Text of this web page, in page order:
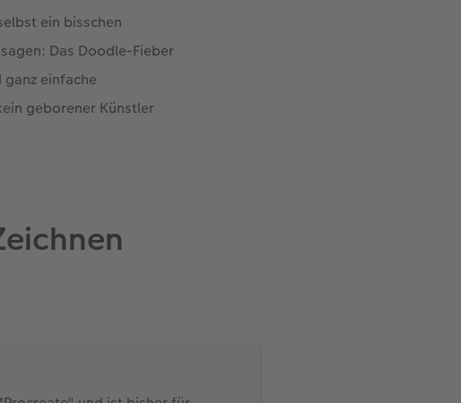
ein bisschen
Das Doodle-Fieber
einfache
geborener Künstler